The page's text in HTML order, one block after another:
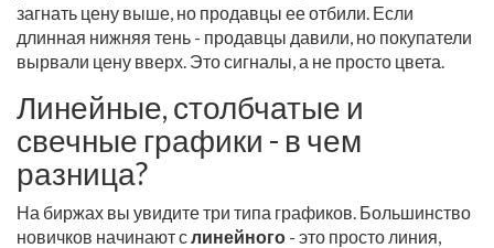
загнать цену выше, но продавцы ее отбили. Если
длинная нижняя тень - продавцы давили, но покупатели
вырвали цену вверх. Это сигналы, а не просто цвета.
Линейные, столбчатые и
свечные графики - в чем
разница?
На биржах вы увидите три типа графиков. Большинство
новичков начинают с линейного - это просто линия,